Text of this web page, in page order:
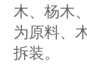
木、杨木
为原料、
拆装。